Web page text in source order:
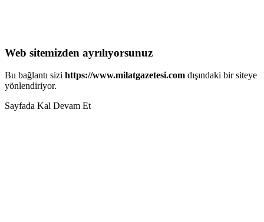
Web sitemizden ayrılıyorsunuz
Bu bağlantı sizi https://www.milatgazetesi.com dışındaki bir siteye
yönlendiriyor.
Sayfada Kal Devam Et